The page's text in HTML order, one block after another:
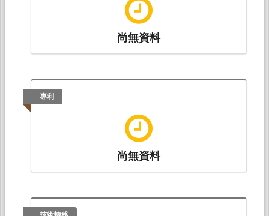
尚無資料
專利
尚無資料